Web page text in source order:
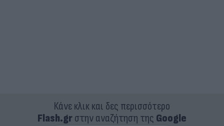
Κάνε κλικ και δες περισσότερο
Flash.grστην αναζήτηση της Google